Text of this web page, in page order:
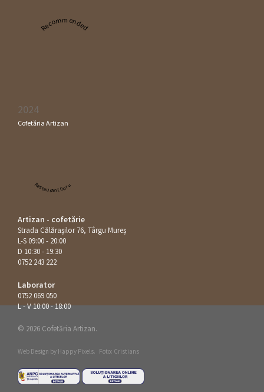
Recommended
2024
Cofetăria Artizan
Restaurant Guru
Artizan - cofetărie
Strada Călăraşilor 76, Târgu Mureș
L-S 09:00 - 20:00
D 10:30 - 19:30
0752 243 222
Laborator
0752 069 050
L - V 10:00 - 18:00
© 2026 Cofetăria Artizan.
Web Design by Happy Pixels. Foto: Cristians